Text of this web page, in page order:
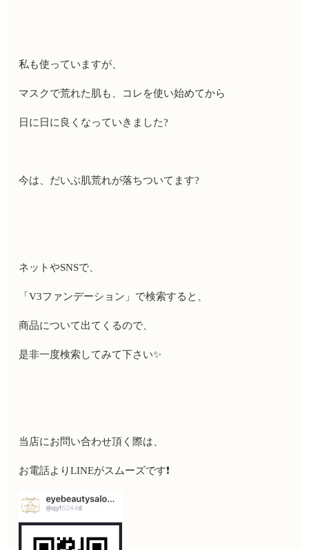
私も使っていますが、
マスクで荒れた肌も、コレを使い始めてから
日に日に良くなっていきました?
今は、だいぶ肌荒れが落ちついてます?
ネットやSNSで、
「V3ファンデーション」で検索すると、
商品について出てくるので、
是非一度検索してみて下さい✨
当店にお問い合わせ頂く際は、
お電話よりLINEがスムーズです❗️